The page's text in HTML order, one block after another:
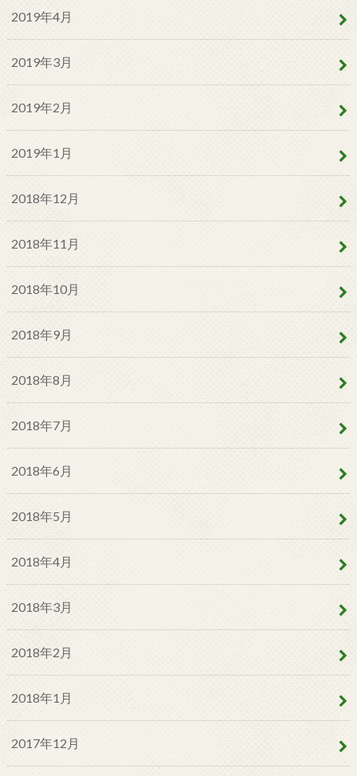
2019年4月
2019年3月
2019年2月
2019年1月
2018年12月
2018年11月
2018年10月
2018年9月
2018年8月
2018年7月
2018年6月
2018年5月
2018年4月
2018年3月
2018年2月
2018年1月
2017年12月